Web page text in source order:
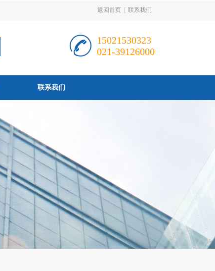
返回首页 联系我们
15021530323
021-39126000
联系我们